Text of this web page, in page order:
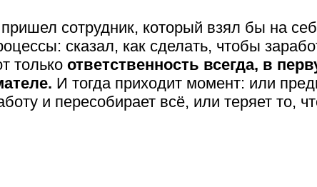
сотрудник, который взял бы на
сказал, как сделать, чтобы
только ответственность всегда, в
И тогда приходит момент: или
и пересобирает всё, или теряет то,